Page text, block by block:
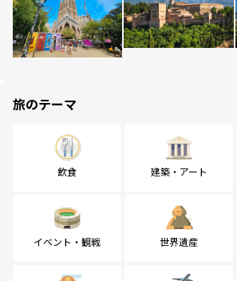
旅のテーマ
飲食 建築・アート
イベント・観戦 世界遺産